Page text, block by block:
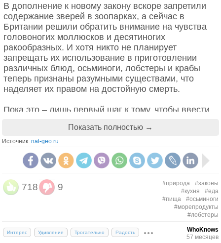
В дополнение к новому закону вскоре запретили
содержание зверей в зоопарках, а сейчас в
Британии решили обратить внимание на чувства
головоногих моллюсков и десятиногих
ракообразных. И хотя никто не планирует
запрещать их использование в приготовлении
различных блюд, осьминоги, лобстеры и крабы
теперь признаны разумными существами, что
наделяет их правом на достойную смерть.
Пока это – лишь первый шаг к тому, чтобы ввести
заживо. Но теперь защитники животных смогут
подавать в суд на каждый такой случай, поэтому
ресторанам придется перестроить свои
технологические процессы: рано или поздно
запрет будет прописан в законе.
«Наука доказала, что ракообразные и моллюски
могут чувствовать боль, и поэтому вполне
справедливо, что они подпадают под действие
говорит лорд Голдсмит, автор инициативы.
Показать полностью →
Источник: nat-geo.ru
718 9 #природа
#законы
#кухня
#еда
#пища
#осьминоги
#морепродукты
#лобстеры
Интерес Удивление Трогательно Радость
WhoKnows
57 месяцев